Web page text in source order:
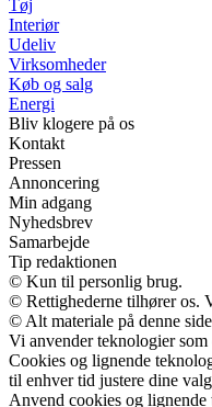
Tøj
Interiør
Udeliv
Virksomheder
Køb og salg
Energi
Bliv klogere på os
Kontakt
Pressen
Annoncering
Min adgang
Nyhedsbrev
Samarbejde
Tip redaktionen
© Kun til personlig brug.
© Rettighederne tilhører os.
© Alt materiale på denne
Vi anvender teknologier
Cookies og lignende
til enhver tid justere dine valg
Anvend cookies og